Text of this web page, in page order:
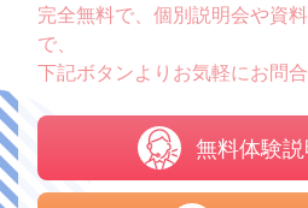
完全無料で、個別説明会や資
で、
下記ボタンよりお気軽にお問合
無料体験